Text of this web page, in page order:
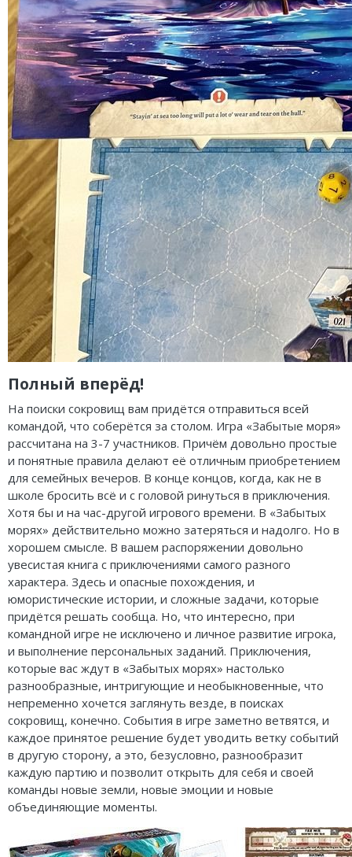
Полный вперёд!
На поиски сокровищ вам придётся отправиться всей
командой, что соберётся за столом. Игра «Забытые моря»
рассчитана на 3-7 участников. Причём довольно простые
и понятные правила делают её отличным приобретением
для семейных вечеров. В конце концов, когда, как не в
школе бросить всё и с головой ринуться в приключения.
Хотя бы и на час-другой игрового времени. В «Забытых
морях» действительно можно затеряться и надолго. Но в
хорошем смысле. В вашем распоряжении довольно
увесистая книга с приключениями самого разного
характера. Здесь и опасные похождения, и
юмористические истории, и сложные задачи, которые
придётся решать сообща. Но, что интересно, при
командной игре не исключено и личное развитие игрока,
и выполнение персональных заданий. Приключения,
которые вас ждут в «Забытых морях» настолько
разнообразные, интригующие и необыкновенные, что
непременно хочется заглянуть везде, в поисках
сокровищ, конечно. События в игре заметно ветвятся, и
каждое принятое решение будет уводить ветку событий
в другую сторону, а это, безусловно, разнообразит
каждую партию и позволит открыть для себя и своей
команды новые земли, новые эмоции и новые
объединяющие моменты.